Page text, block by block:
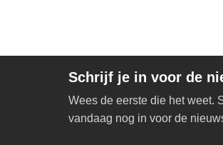
Schrijf je in voor de
Wees de eerste die het weet.
vandaag nog in voor de